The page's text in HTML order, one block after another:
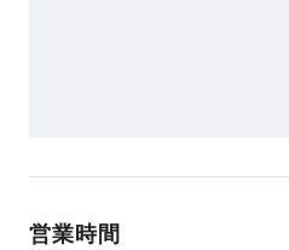
営業時間